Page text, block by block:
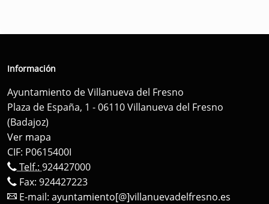
Información
Ayuntamiento de Villanueva del Fresno
Plaza de España, 1 - 06110 Villanueva del Fresno
(Badajoz)
Ver mapa
CIF: P0615400I
Telf.: 924427000
Fax: 924427223
E-mail: ayuntamiento[@]villanuevadelfresno.es